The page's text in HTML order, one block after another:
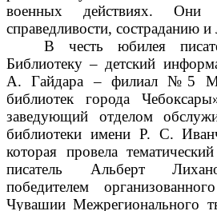
военных действиях.
справедливости, состраданию
В честь юбилея
Библиотеку – детский
А. Гайдара – филиал №5
библиотек города
заведующий отделом
библиотеки имени Р. С.
которая провела
писатель Альберт
победителем
Чувашии Межрегионального